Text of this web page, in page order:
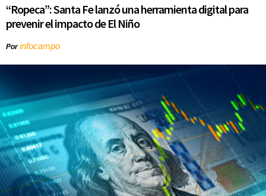
“Ropeca”: Santa Fe lanzó una herramienta digital para
prevenir el impacto de El Niño
Porinfocampo